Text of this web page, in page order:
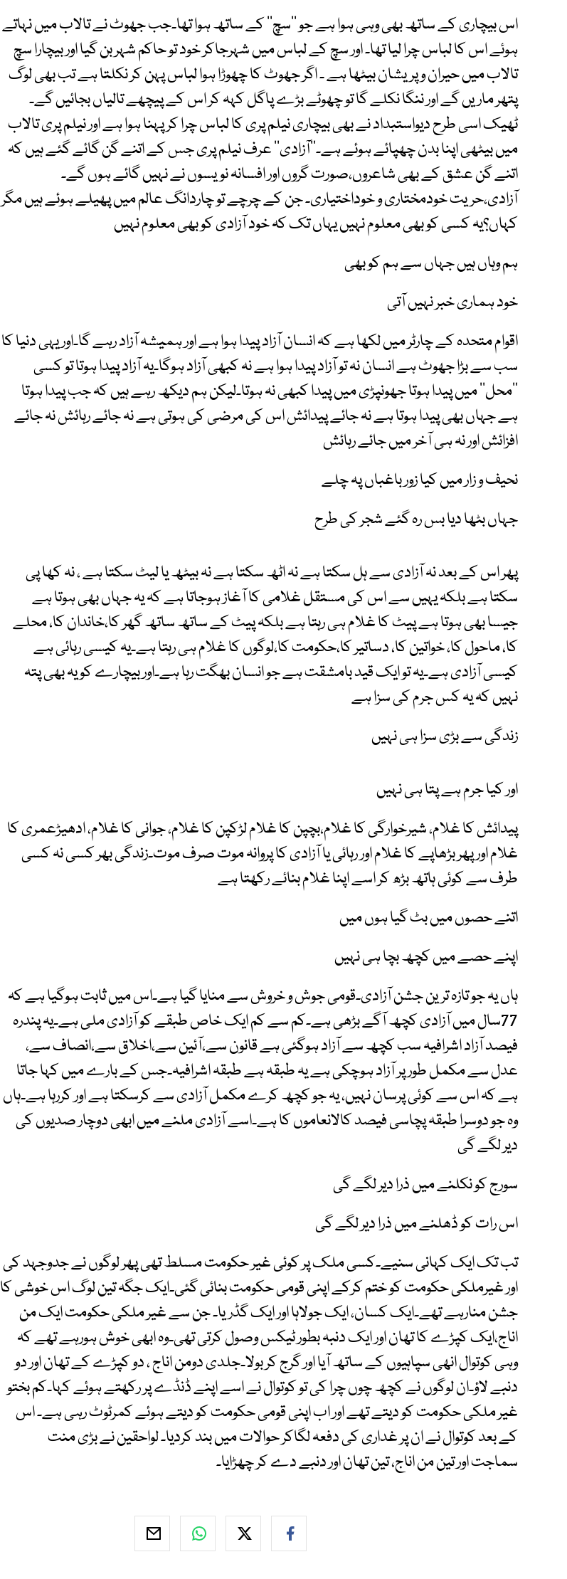
اس بیچاری کے ساتھ بھی وہی ہوا ہے جو ’’سچ‘‘ کے ساتھ ہوا تھا۔جب جھوٹ نے تالاب میں نہاتے
ہوئے اس کا لباس چرا لیا تھا۔ اور سچ کے لباس میں شہرجاکر خود تو حاکم شہر بن گیا اور بیچارا سچ
تالاب میں حیران وپریشان بیٹھا ہے ۔ اگر جھوٹ کا چھوڑا ہوا لباس پہن کر نکلتا ہے تب بھی لوگ
پتھر ماریں گے اور ننگا نکلے گا تو چھوٹے بڑے پاگل کہہ کر اس کے پیچھے تالیاں بجائیں گے۔
ٹھیک اسی طرح دیواستبداد نے بھی بیچاری نیلم پری کا لباس چرا کرپہنا ہوا ہے اور نیلم پری تالاب
میں بیٹھی اپنا بدن چھپائے ہوئے ہے۔’’آزادی‘‘ عرف نیلم پری جس کے اتنے گن گائے گئے ہیں کہ
اتنے گن عشق کے بھی شاعروں،صورت گروں اور افسانہ نویسوں نے نہیں گائے ہوں گے۔
آزادی،حریت خودمختاری و خوداختیاری۔ جن کے چرچے تو چاردانگ عالم میں پھیلے ہوئے ہیں مگر
کہاں؟یہ کسی کو بھی معلوم نہیں یہاں تک کہ خود آزادی کو بھی معلوم نہیں
ہم وہاں ہیں جہاں سے ہم کو بھی
خود ہماری خبر نہیں آتی
اقوام متحدہ کے چارٹر میں لکھا ہے کہ انسان آزاد پیدا ہوا ہے اور ہمیشہ آزاد رہے گا۔اور یہی دنیا کا
سب سے بڑا جھوٹ ہے انسان نہ تو آزاد پیدا ہوا ہے نہ کبھی آزاد ہوگا۔یہ آزاد پیدا ہوتا تو کسی
’’محل‘‘ میں پیدا ہوتا جھونپڑی میں پیدا کبھی نہ ہوتا۔لیکن ہم دیکھ رہے ہیں کہ جب پیدا ہوتا
ہے جہاں بھی پیدا ہوتا ہے نہ جائے پیدائش اس کی مرضی کی ہوتی ہے نہ جائے رہائش نہ جائے
افزائش اور نہ ہی آخر میں جائے رہائش
نحیف و زار میں کیا زور باغباں پہ چلے
جہاں بٹھا دیا بس رہ گئے شجر کی طرح
پھر اس کے بعد نہ آزادی سے ہل سکتا ہے نہ اٹھ سکتا ہے نہ بیٹھ یا لیٹ سکتا ہے ، نہ کھا پی
سکتا ہے بلکہ یہیں سے اس کی مستقل غلامی کا آغاز ہوجاتا ہے کہ یہ جہاں بھی ہوتا ہے
جیسا بھی ہوتا ہے پیٹ کا غلام ہی رہتا ہے بلکہ پیٹ کے ساتھ ساتھ گھر کا،خاندان کا، محلے
کا، ماحول کا، خواتین کا، دساتیر کا،حکومت کا،لوگوں کا غلام ہی رہتا ہے۔یہ کیسی رہائی ہے
کیسی آزادی ہے۔یہ تو ایک قید بامشقت ہے جو انسان بھگت رہا ہے۔اور بیچارے کو یہ بھی پتہ
نہیں کہ یہ کس جرم کی سزا ہے
زندگی سے بڑی سزا ہی نہیں
اور کیا جرم ہے پتا ہی نہیں
پیدائش کا غلام، شیرخوارگی کا غلام،بچپن کا غلام لڑکپن کا غلام، جوانی کا غلام، ادھیڑعمری کا
غلام اور پھر بڑھاپے کا غلام اور رہائی یا آزادی کا پروانہ موت صرف موت۔زندگی بھر کسی نہ کسی
طرف سے کوئی ہاتھ بڑھ کر اسے اپنا غلام بنائے رکھتا ہے
اتنے حصوں میں بٹ گیا ہوں میں
اپنے حصے میں کچھ بچا ہی نہیں
ہاں یہ جو تازہ ترین جشن آزادی۔قومی جوش و خروش سے منایا گیا ہے۔اس میں ثابت ہوگیا ہے کہ
77سال میں آزادی کچھ آگے بڑھی ہے۔کم سے کم ایک خاص طبقے کو آزادی ملی ہے۔یہ پندرہ
فیصد آزاد اشرافیہ سب کچھ سے آزاد ہوگئی ہے قانون سے،آئین سے،اخلاق سے،انصاف سے،
عدل سے مکمل طور پر آزاد ہوچکی ہے یہ طبقہ ہے طبقہ اشرافیہ۔جس کے بارے میں کہا جاتا
ہے کہ اس سے کوئی پرسان نہیں، یہ جو کچھ کرے مکمل آزادی سے کرسکتا ہے اور کررہا ہے۔ہاں
وہ جو دوسرا طبقہ پچاسی فیصد کالانعاموں کا ہے۔اسے آزادی ملنے میں ابھی دوچار صدیوں کی
دیر لگے گی
سورج کو نکلنے میں ذرا دیر لگے گی
اس رات کو ڈھلنے میں ذرا دیر لگے گی
تب تک ایک کہانی سنیے۔کسی ملک پر کوئی غیر حکومت مسلط تھی پھر لوگوں نے جدوجہد کی
اور غیرملکی حکومت کو ختم کرکے اپنی قومی حکومت بنائی گئی۔ایک جگہ تین لوگ اس خوشی کا
جشن منارہے تھے۔ایک کسان، ایک جولاہا اور ایک گڈریا۔ جن سے غیر ملکی حکومت ایک من
اناج،ایک کپڑے کا تھان اور ایک دنبہ بطور ٹیکس وصول کرتی تھی۔وہ ابھی خوش ہورہے تھے کہ
وہی کوتوال انھی سپاہیوں کے ساتھ آیا اور گرج کر بولا۔جلدی دومن اناج ، دو کپڑے کے تھان اور دو
دنبے لاؤ۔ان لوگوں نے کچھ چوں چرا کی تو کوتوال نے اسے اپنے ڈنڈے پر رکھتے ہوئے کہا۔کم بختو
غیر ملکی حکومت کو دیتے تھے اور اب اپنی قومی حکومت کو دیتے ہوئے کمرٹوٹ رہی ہے۔ اس
کے بعد کوتوال نے ان پر غداری کی دفعہ لگاکر حوالات میں بند کردیا۔ لواحقین نے بڑی منت
سماجت اور تین من اناج، تین تھان اور دنبے دے کر چھڑایا۔